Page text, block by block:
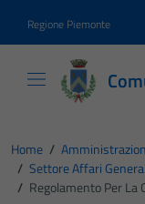
Regione Piemonte
Home /
/ Settore Affari
/ Regolamento Per La